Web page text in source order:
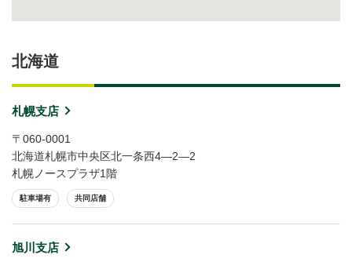
北海道
札幌支店
〒060-0001
北海道札幌市中央区北一条西4―2―2
札幌ノースプラザ1階
駐車場有 共同店舗
旭川支店